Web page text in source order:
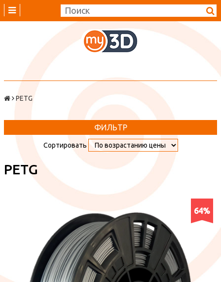
PETG
ФИЛЬТР
Сортировать
PETG
64%